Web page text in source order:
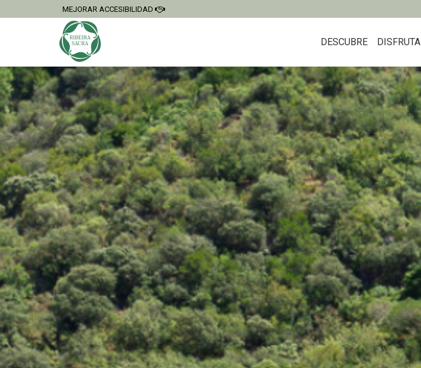
MEJORAR ACCESIBILIDAD
DESCUBRE DISFRUTA